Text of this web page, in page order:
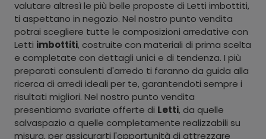
valutare altresì le più belle proposte di Letti imbottiti,
ti aspettano in negozio. Nel nostro punto vendita
potrai scegliere tutte le composizioni arredative con
Letti imbottiti, costruite con materiali di prima scelta
e completate con dettagli unici e di tendenza. I più
preparati consulenti d'arredo ti faranno da guida alla
ricerca di arredi ideali per te, garantendoti sempre i
risultati migliori. Nel nostro punto vendita
presentiamo svariate offerte di Letti, da quelle
salvaspazio a quelle completamente realizzabili su
misura, per assicurarti l'opportunità di attrezzare